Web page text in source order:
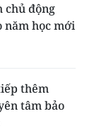
chủ động
năm học mới
thêm
tâm bảo